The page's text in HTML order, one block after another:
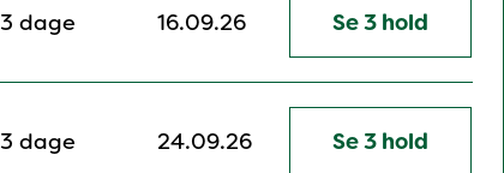
3 dage 16.09.26 Se 3 hold
3 dage 24.09.26 Se 3 hold